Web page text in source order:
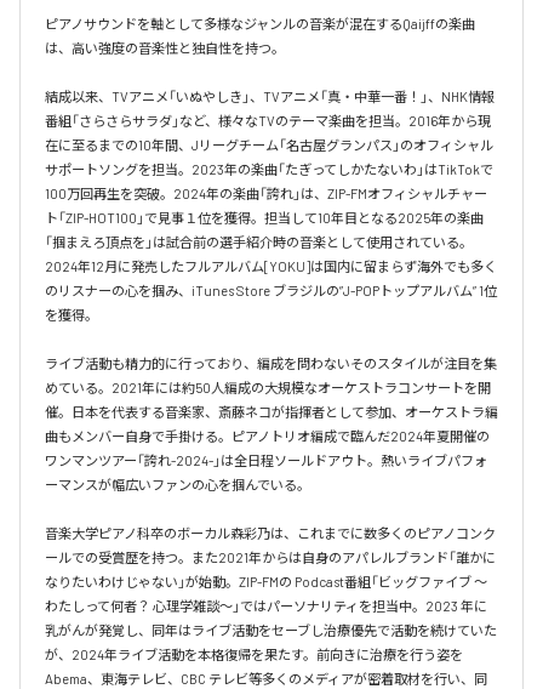
ピアノサウンドを軸として多様なジャンルの音楽が混在するQaijffの楽曲
は、高い強度の音楽性と独自性を持つ。
結成以来、TVアニメ「いぬやしき」、TVアニメ「真・中華一番！」、NHK情報
番組「さらさらサラダ」など、様々なTVのテーマ楽曲を担当。2016年から現
在に至るまでの10年間、Jリーグチーム「名古屋グランパス」のオフィシャル
サポートソングを担当。2023年の楽曲「たぎってしかたないわ」はTikTokで
100万回再生を突破。2024年の楽曲「誇れ」は、ZIP-FMオフィシャルチャー
ト「ZIP-HOT100」で見事１位を獲得。担当して10年目となる2025年の楽曲
「掴まえろ頂点を」は試合前の選手紹介時の音楽として使用されている。
2024年12月に発売したフルアルバム[YOKU]は国内に留まらず海外でも多く
のリスナーの心を掴み、iTunes Store ブラジルの”J-POPトップアルバム” 1位
を獲得。
ライブ活動も精力的に行っており、編成を問わないそのスタイルが注目を集
めている。2021年には約50人編成の大規模なオーケストラコンサートを開
催。日本を代表する音楽家、斎藤ネコが指揮者として参加、オーケストラ編
曲もメンバー自身で手掛ける。ピアノトリオ編成で臨んだ2024年夏開催の
ワンマンツアー「誇れ-2024-」は全日程ソールドアウト。熱いライブパフォ
ーマンスが幅広いファンの心を掴んでいる。
音楽大学ピアノ科卒のボーカル森彩乃は、これまでに数多くのピアノコンク
ールでの受賞歴を持つ。また2021年からは自身のアパレルブランド「誰かに
なりたいわけじゃない」が始動。ZIP-FMの Podcast番組「ビッグファイブ 〜
わたしって何者？ 心理学雑談〜」ではパーソナリティを担当中。2023 年に
乳がんが発覚し、同年はライブ活動をセーブし治療優先で活動を続けていた
が、2024年ライブ活動を本格復帰を果たす。前向きに治療を行う姿を
Abema、東海テレビ、CBC テレビ等多くのメディアが密着取材を行い、同